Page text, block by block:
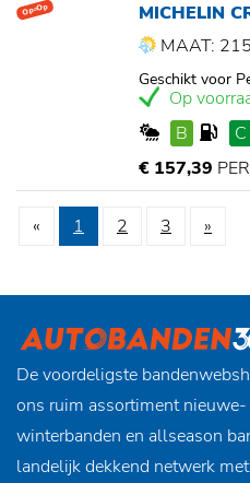
Op=Op
MICHELIN
MAAT:
Geschikt voor
Op
B
C
€ 157,39
« 1 2 3 »
De voordeligste
ons ruim assortiment
winterbanden en allseason
landelijk dekkend netwerk